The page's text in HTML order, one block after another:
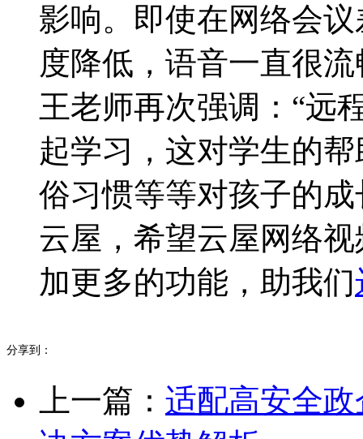
影响。即使在网络会
度降低，语音一直很流
王老师再次强调：“远
起学习，这对学生的
俗习惯等等对孩子的
云屋，希望云屋网络
加更多的功能，助我们
分享到：
上一篇： 适配高安全